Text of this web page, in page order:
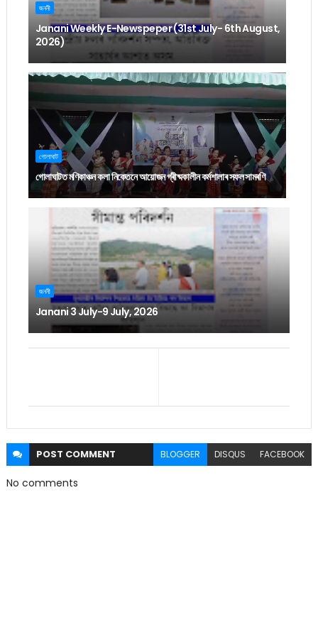
জননী
Janani Weekly E-Newspeper (31st July- 6th August,
2026)
গোলাঘাট
গোলাঘাটত মণিকাঞ্চন কলা নিকেতনে আয়োজন গ্ৰীষ্মকালীন কৰ্মশালাৰ সফল সামৰণি
জননী
Janani 3 July-9 July, 2026
POST COMMENT BLOGGER DISQUS FACEBOOK
No comments